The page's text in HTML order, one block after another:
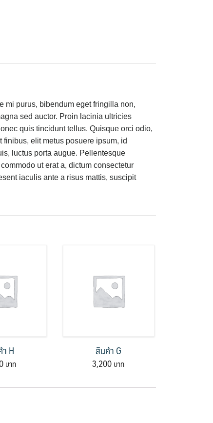
mi purus, bibendum eget fringilla non,
sed auctor. Proin lacinia ultricies
quis tincidunt tellus. Quisque orci odio,
elit metus posuere ipsum, id
luctus porta augue. Pellentesque
ut erat a, dictum consectetur
iaculis ante a risus mattis, suscipit
H สินค้า G
3,200